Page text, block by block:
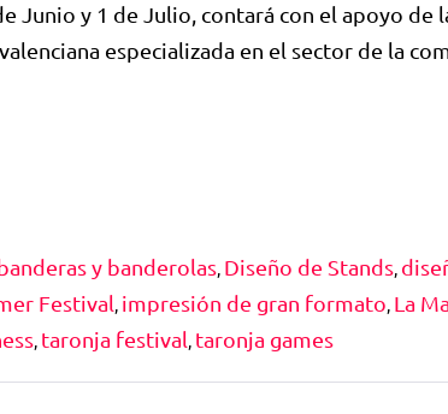
Junio y 1 de Julio, contará con el apoyo de
especializada en el sector de la
y banderolas, Diseño de Stands,
Festival, impresión de gran formato, La
, taronja festival, taronja games